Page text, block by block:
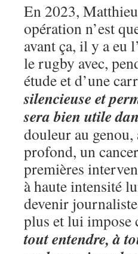
En 2023,
opération n’est
avant ça, il y a eu
le rugby avec,
étude et d’une
silencieuse et
sera bien utile
douleur au
profond, un
premières
à haute intensité
devenir
plus et lui
tout entendre, à